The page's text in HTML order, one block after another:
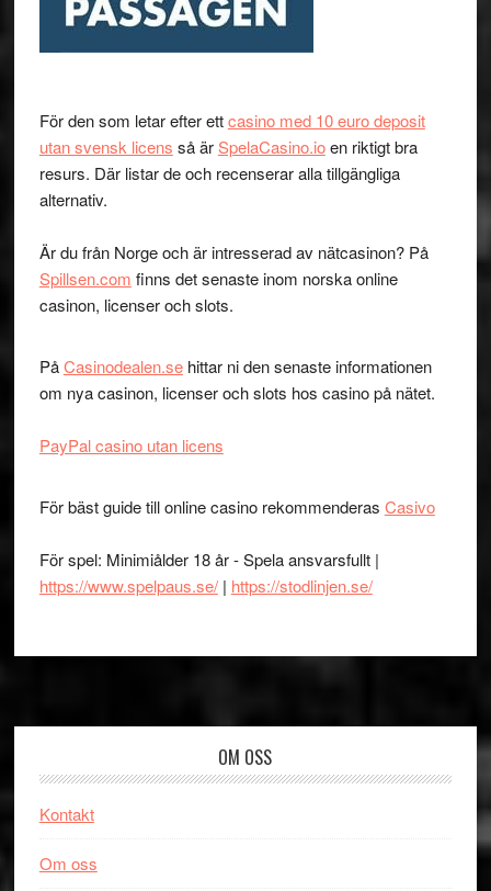
För den som letar efter ettcasino med 10 euro deposit
utan svensk licens så ärSpelaCasino.ioen riktigt bra
resurs. Där listar de och recenserar alla tillgängliga
alternativ.
Är du från Norge och är intresserad av nätcasinon? På
Spillsen.com finns det senaste inom norska online
casinon, licenser och slots.
PåCasinodealen.sehittar ni den senaste informationen
om nya casinon, licenser och slots hos casino på nätet.
PayPal casino utan licens
För bäst guide till online casino rekommenderas Casivo
För spel: Minimiålder 18 år - Spela ansvarsfullt |
https://www.spelpaus.se/| https://stodlinjen.se/
OM OSS
Kontakt
Om oss